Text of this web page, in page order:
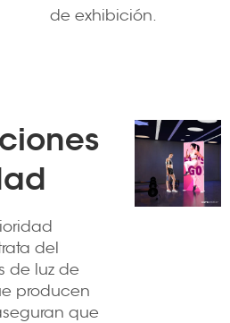
de exhibición.
del
de luz de
producen
que